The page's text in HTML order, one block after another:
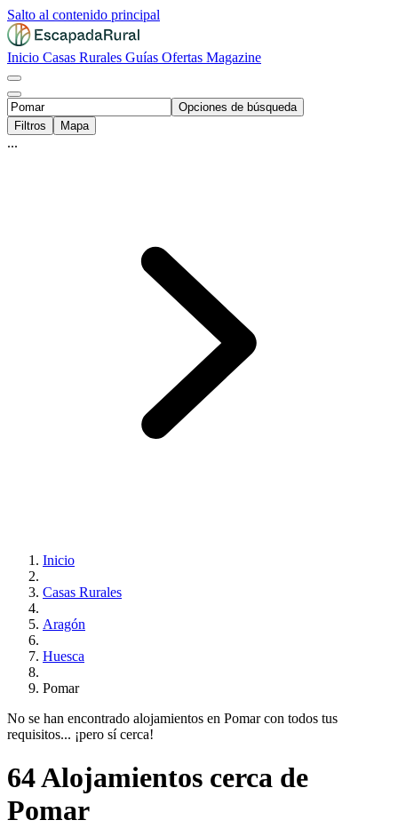
Salto al contenido principal
Inicio Casas Rurales Guías Ofertas Magazine
Opciones de búsqueda
Filtros
Mapa
...
Inicio
Casas Rurales
Aragón
Huesca
Pomar
No se han encontrado alojamientos en Pomar con todos tus
requisitos... ¡pero sí cerca!
64 Alojamientos cerca de
Pomar